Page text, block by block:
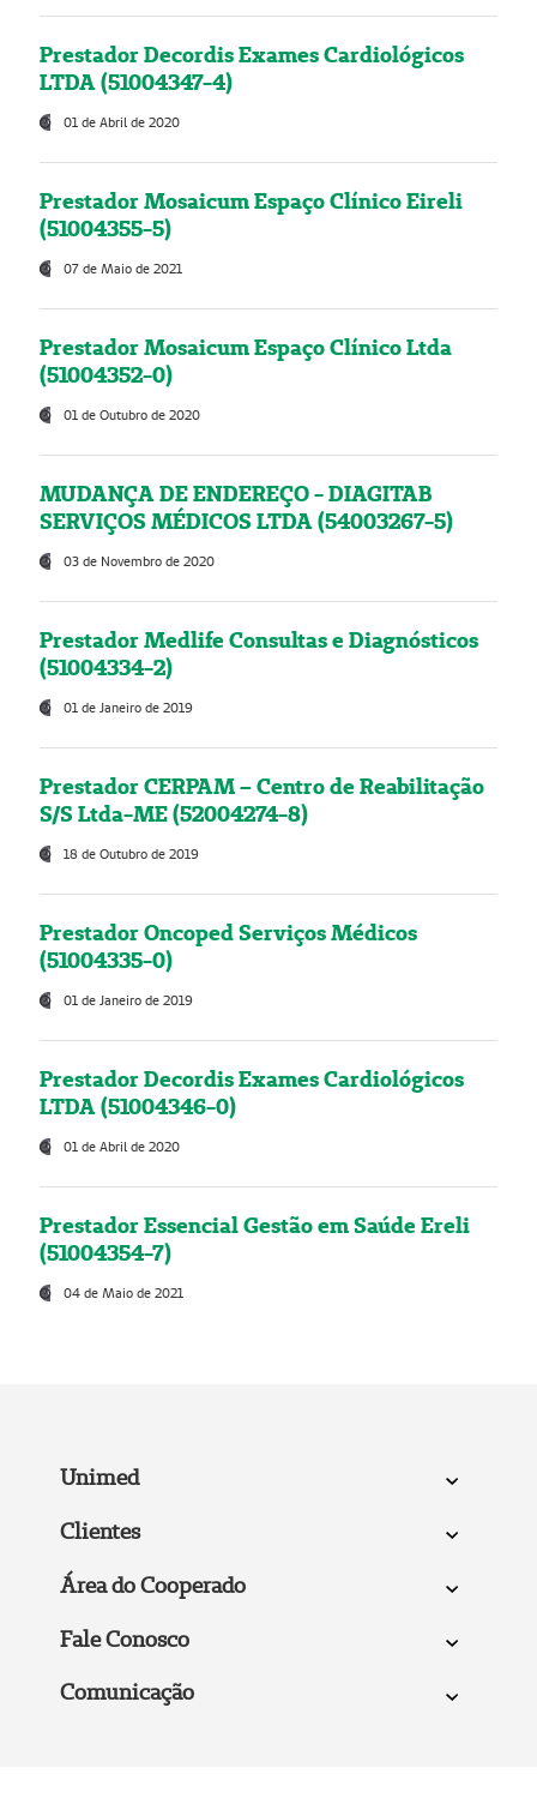
Prestador Decordis Exames Cardiológicos
LTDA (51004347-4)
01 de Abril de 2020
Prestador Mosaicum Espaço Clínico Eireli
(51004355-5)
07 de Maio de 2021
Prestador Mosaicum Espaço Clínico Ltda
(51004352-0)
01 de Outubro de 2020
MUDANÇA DE ENDEREÇO - DIAGITAB
SERVIÇOS MÉDICOS LTDA (54003267-5)
03 de Novembro de 2020
Prestador Medlife Consultas e Diagnósticos
(51004334-2)
01 de Janeiro de 2019
Prestador CERPAM – Centro de Reabilitação
S/S Ltda-ME (52004274-8)
18 de Outubro de 2019
Prestador Oncoped Serviços Médicos
(51004335-0)
01 de Janeiro de 2019
Prestador Decordis Exames Cardiológicos
LTDA (51004346-0)
01 de Abril de 2020
Prestador Essencial Gestão em Saúde Ereli
(51004354-7)
04 de Maio de 2021
Unimed
Clientes
Área do Cooperado
Fale Conosco
Comunicação